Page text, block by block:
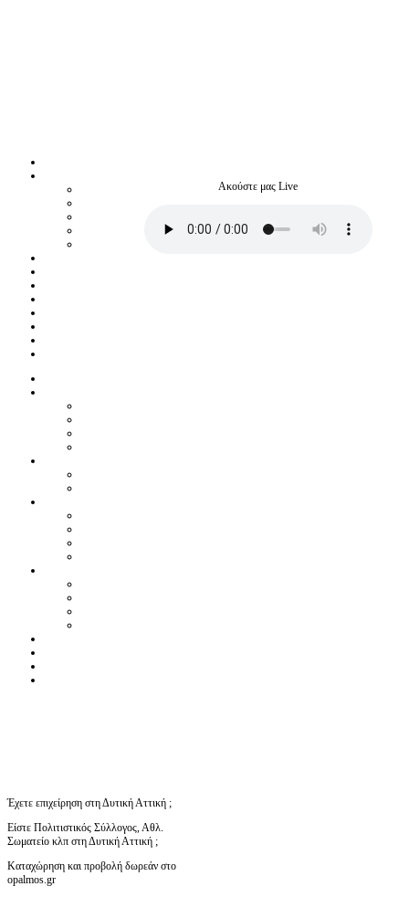
Ακούστε μας Live
Έχετε επιχείρηση στη Δυτική Αττική ;
Είστε Πολιτιστικός Σύλλογος, Αθλ.
Σωματείο κλπ στη Δυτική Αττική ;
Καταχώρηση και προβολή δωρεάν στο
opalmos.gr